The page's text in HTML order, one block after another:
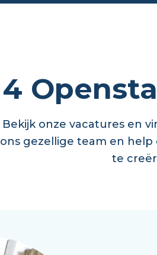
4
Bekijk onze vacatures en
ons gezellige team en help
te